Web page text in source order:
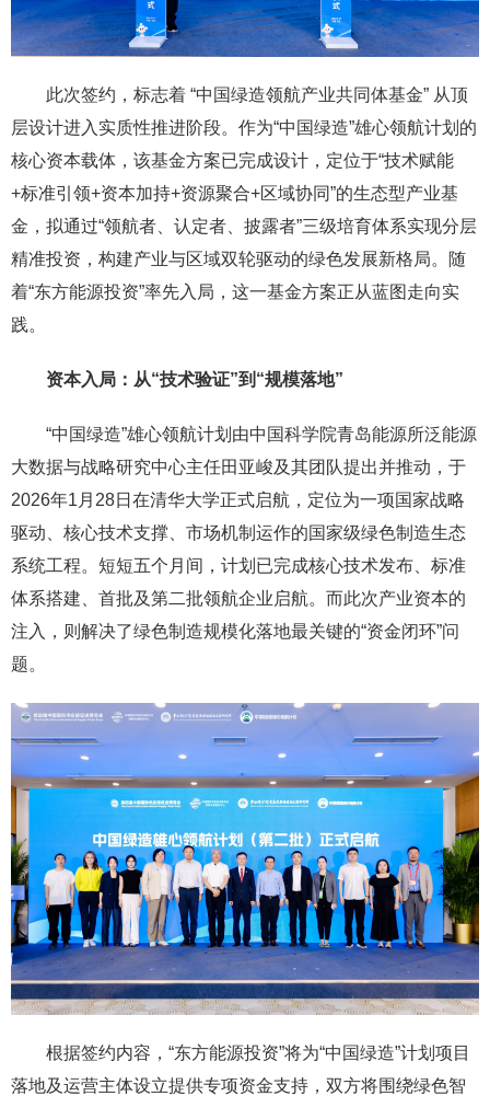
此次签约，标志着 “中国绿造领航产业共同体基金” 从顶
层设计进入实质性推进阶段。作为“中国绿造”雄心领航计划的
核心资本载体，该基金方案已完成设计，定位于“技术赋能
+标准引领+资本加持+资源聚合+区域协同”的生态型产业基
金，拟通过“领航者、认定者、披露者”三级培育体系实现分层
精准投资，构建产业与区域双轮驱动的绿色发展新格局。随
着“东方能源投资”率先入局，这一基金方案正从蓝图走向实
践。
资本入局：从“技术验证”到“规模落地”
“中国绿造”雄心领航计划由中国科学院青岛能源所泛能源
大数据与战略研究中心主任田亚峻及其团队提出并推动，于
2026年1月28日在清华大学正式启航，定位为一项国家战略
驱动、核心技术支撑、市场机制运作的国家级绿色制造生态
系统工程。短短五个月间，计划已完成核心技术发布、标准
体系搭建、首批及第二批领航企业启航。而此次产业资本的
注入，则解决了绿色制造规模化落地最关键的“资金闭环”问
题。
根据签约内容，“东方能源投资”将为“中国绿造”计划项目
落地及运营主体设立提供专项资金支持，双方将围绕绿色智